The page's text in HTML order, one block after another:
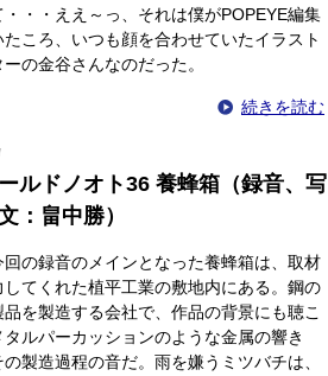
・・・ええ～っ、それは僕がPOPEYE編集
たころ、いつも顔を合わせていたイラスト
ーの金谷さんなのだった。
続きを読む
ルドノオト36 養蜂箱（録音、写
：畠中勝）
回の録音のメインとなった養蜂箱は、取材
してくれた植平工業の敷地内にある。鋼の
品を製造する会社で、作品の背景にも聴こ
タルパーカッションのような金属の響き
の製造過程の音だ。雨を嫌うミツバチは、